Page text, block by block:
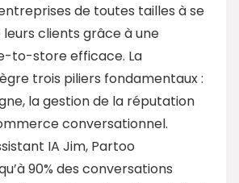
de toutes tailles à se
clients grâce à une
to-store efficace. La
trois piliers fondamentaux :
la gestion de la réputation
conversationnel.
IA Jim, Partoo
90% des conversations